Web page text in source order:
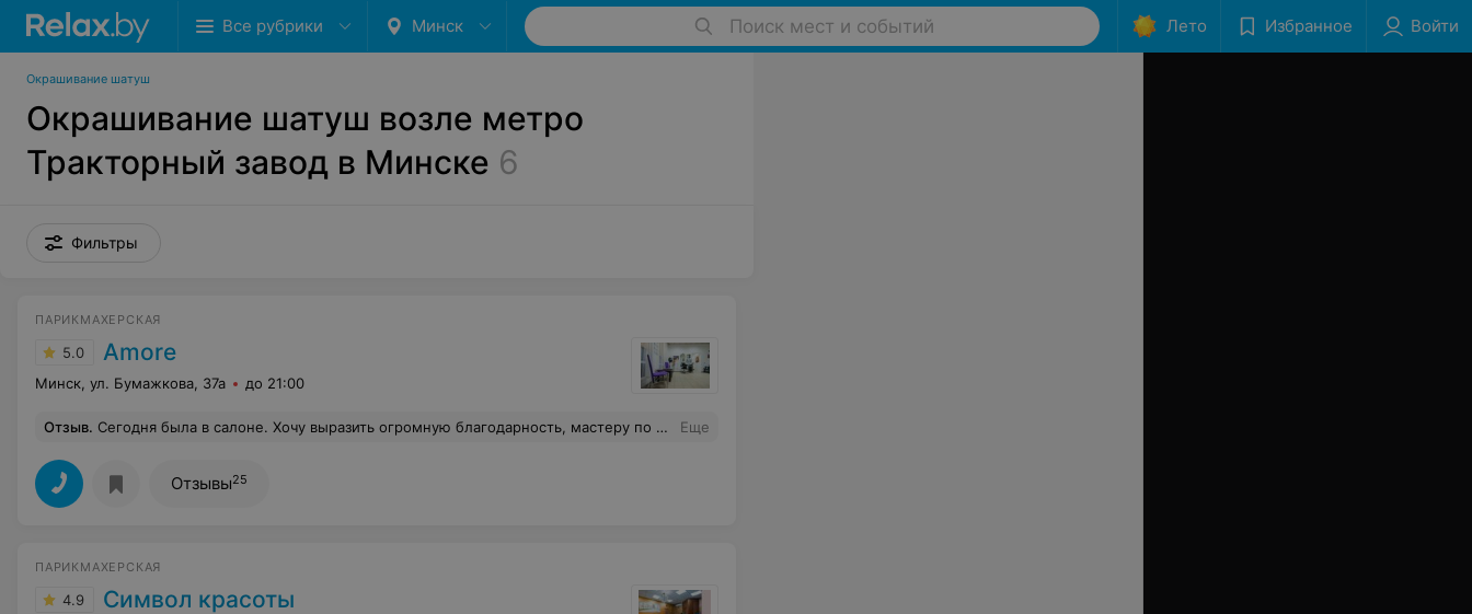
Все рубрики Минск Поиск мест и событий Лето Избранное Войти
Окрашивание шатуш
Окрашивание шатуш возле метро
Тракторный завод в Минске 6
Фильтры
ПАРИКМАХЕРСКАЯ
5.0 Amore
Минск, ул. Бумажкова, 37а до 21:00
Отзыв. Сегодня была в салоне. Хочу выразить огромную благодарность, мастеру по депиляции, Татьяне. Осталась очень довольна качеством работы и дружеской, домашней атмосферой. Теперь я постоянная клиентка и подругам советую! Еще
Отзывы25
ПАРИКМАХЕРСКАЯ
4.9 Символ красоты